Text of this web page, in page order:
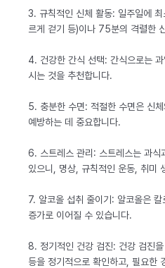
3. 규칙적인 신체 활동: 일주일에
르게 걷기 등)이나 75분의 격렬한
4. 건강한 간식 선택: 간식으로는
시는 것을 추천합니다.
5. 충분한 수면: 적절한 수면은 신
예방하는 데 중요합니다.
6. 스트레스 관리: 스트레스는 과식
있으니, 명상, 규칙적인 운동, 취미
7. 알코올 섭취 줄이기: 알코올은
증가로 이어질 수 있습니다.
8. 정기적인 건강 검진: 건강 검진
등을 정기적으로 확인하고, 필요한